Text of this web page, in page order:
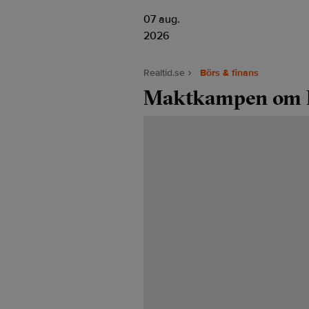
07 aug.
2026
Realtid.se Börs & finans
Maktkampen om